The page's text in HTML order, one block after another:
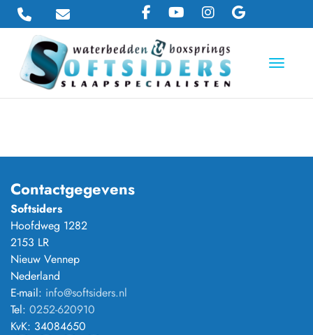
Toggle
Contactgegevens
Softsiders
Hoofdweg 1282
2153 LR
Nieuw Vennep
Nederland
E-mail: info@softsiders.nl
Tel: 0252-620910
KvK: 34084650